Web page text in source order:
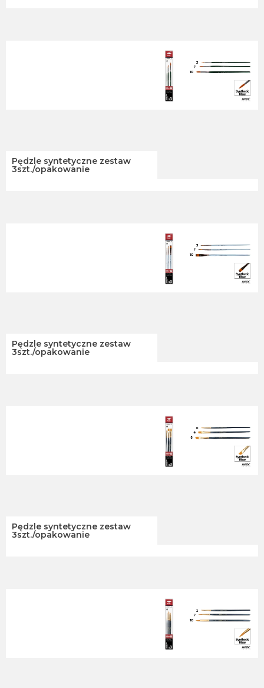
Pędzle syntetyczne zestaw
3szt./opakowanie
Pędzle syntetyczne zestaw
3szt./opakowanie
Pędzle syntetyczne zestaw
3szt./opakowanie